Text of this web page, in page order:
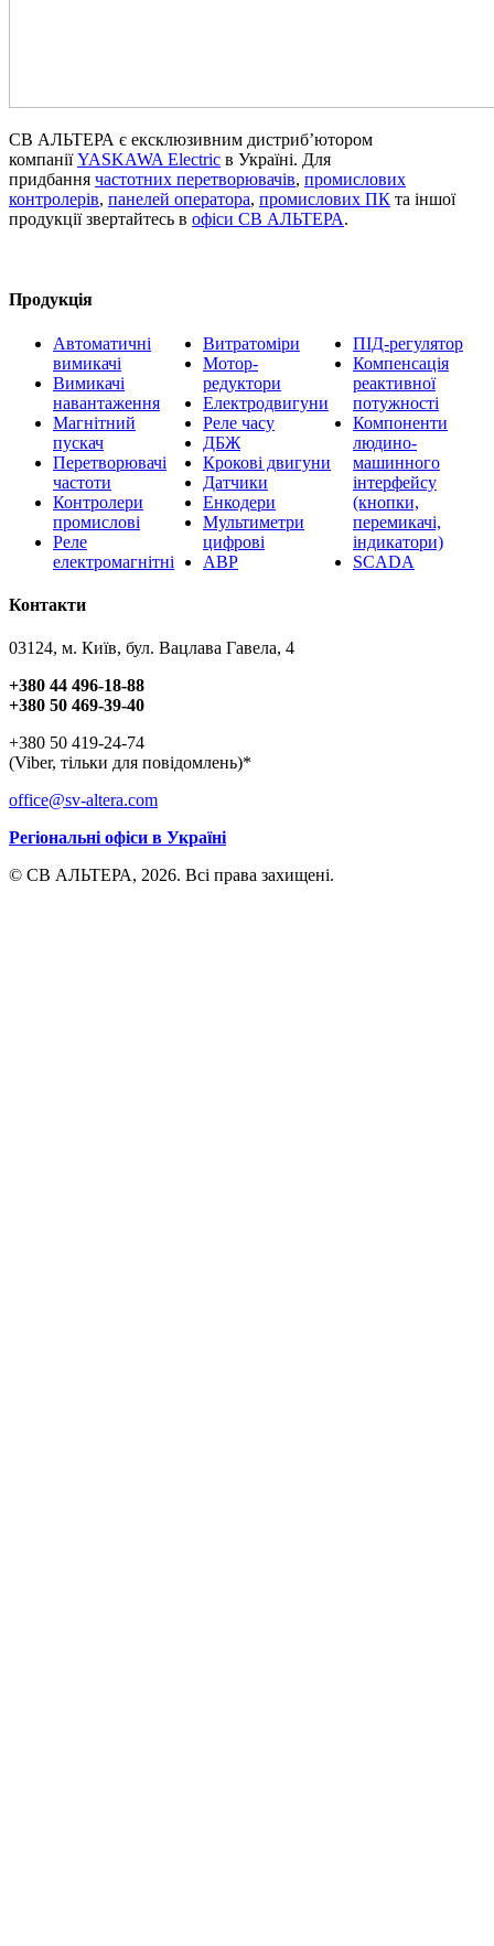
СВ АЛЬТЕРА є ексклюзивним дистриб’ютором
компаніїYASKAWA Electric в Україні. Для
придбання частотних перетворювачів, промислових
контролерів, панелей оператора, промислових ПК та іншої
продукції звертайтесь в офіси СВ АЛЬТЕРА.
Продукція
Автоматичні
вимикачі
Вимикачі
навантаження
Магнітний
пускач
Перетворювачі
частоти
Контролери
промислові
Реле
електромагнітні
Витратоміри
Мотор-
редуктори
Електродвигуни
Реле часу
ДБЖ
Крокові двигуни
Датчики
Енкодери
Мультиметри
цифрові
АВР
ПІД-регулятор
Компенсація
реактивної
потужності
Компоненти
людино-
машинного
інтерфейсу
(кнопки,
перемикачі,
індикатори)
SCADA
Контакти
03124, м. Київ, бул. Вацлава Гавела, 4
+380 44 496-18-88
+380 50 469-39-40
+380 50 419-24-74
(Viber, тільки для повідомлень)*
office@sv-altera.com
Регіональні офіси в Україні
© СВ АЛЬТЕРА, 2026. Всі права захищені.